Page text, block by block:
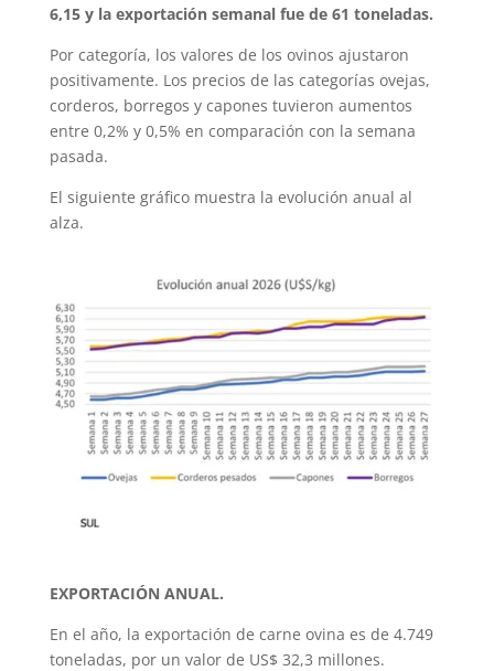
6,15 y la exportación semanal fue de 61 toneladas.
Por categoría, los valores de los ovinos ajustaron
positivamente. Los precios de las categorías ovejas,
corderos, borregos y capones tuvieron aumentos
entre 0,2% y 0,5% en comparación con la semana
pasada.
El siguiente gráfico muestra la evolución anual al
alza.
EXPORTACIÓN ANUAL.
En el año, la exportación de carne ovina es de 4.749
toneladas, por un valor de US$ 32,3 millones.